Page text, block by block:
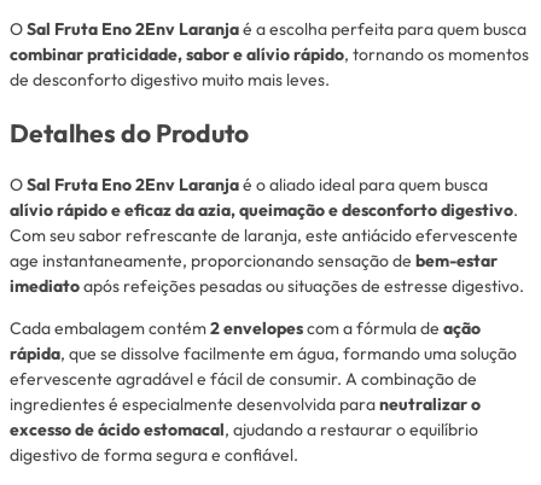
OSal Fruta Eno 2Env Laranjaé a escolha perfeita para quem busca
combinar praticidade, sabor e alívio rápido, tornando os momentos
de desconforto digestivo muito mais leves.
Detalhes do Produto
OSal Fruta Eno 2Env Laranjaé o aliado ideal para quem busca
alívio rápido e eficaz da azia, queimação e desconforto digestivo.
Com seu sabor refrescante de laranja, este antiácido efervescente
age instantaneamente, proporcionando sensação de bem-estar
imediatoapós refeições pesadas ou situações de estresse digestivo.
Cada embalagem contém2 envelopescom a fórmula de ação
rápida, que se dissolve facilmente em água, formando uma solução
efervescente agradável e fácil de consumir. A combinação de
ingredientes é especialmente desenvolvida paraneutralizar o
excesso de ácido estomacal, ajudando a restaurar o equilíbrio
digestivo de forma segura e confiável.